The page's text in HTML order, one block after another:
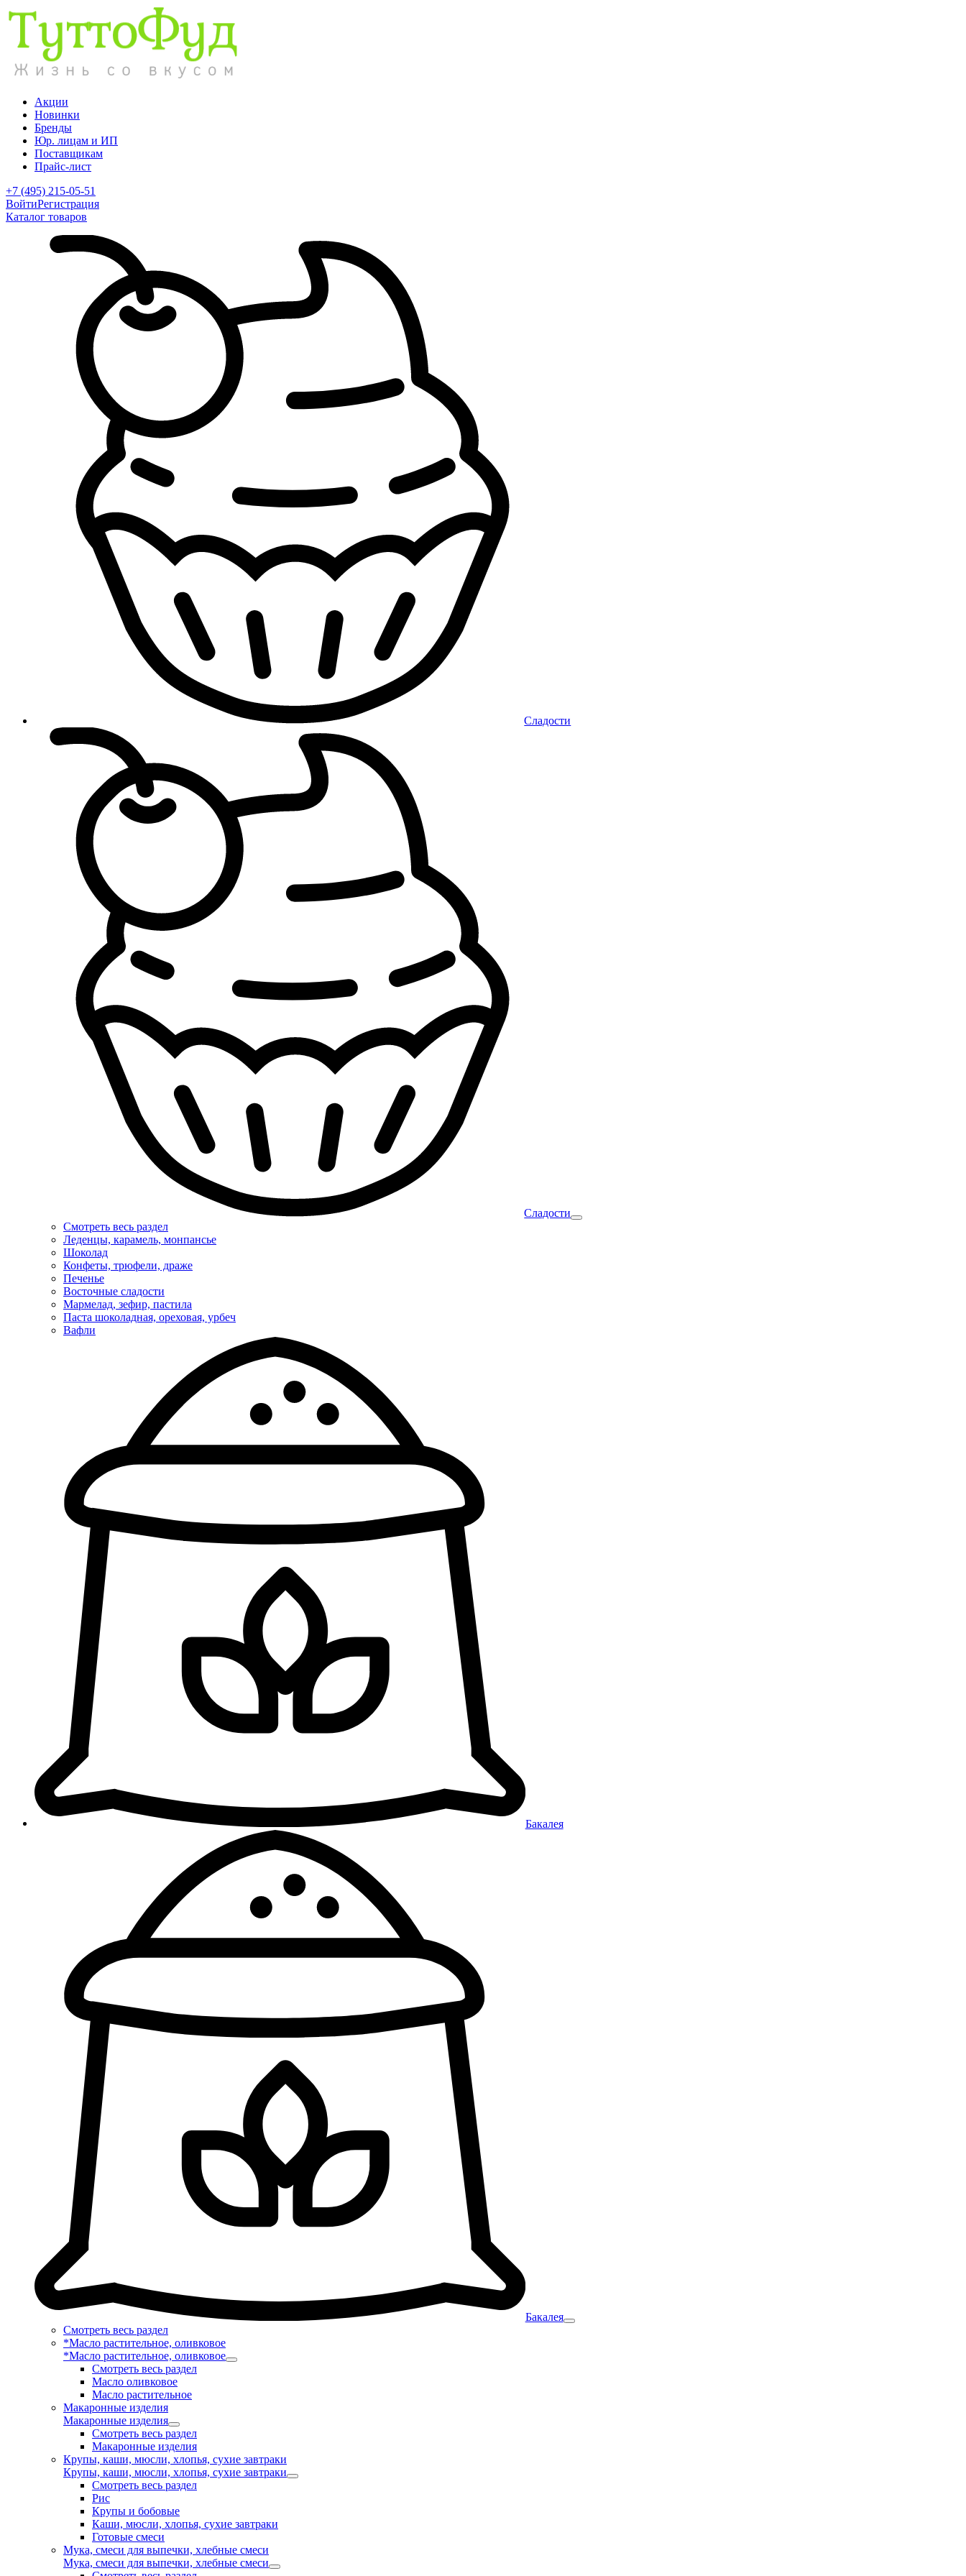
Акции
Новинки
Бренды
Юр. лицам и ИП
Поставщикам
Прайс-лист
+7 (495) 215-05-51
ВойтиРегистрация
Каталог товаров
Сладости
Сладости
Смотреть весь раздел
Леденцы, карамель, монпансье
Шоколад
Конфеты, трюфели, драже
Печенье
Восточные сладости
Мармелад, зефир, пастила
Паста шоколадная, ореховая, урбеч
Вафли
Бакалея
Бакалея
Смотреть весь раздел
*Масло растительное, оливковое
*Масло растительное, оливковое
Смотреть весь раздел
Масло оливковое
Масло растительное
Макаронные изделия
Макаронные изделия
Смотреть весь раздел
Макаронные изделия
Крупы, каши, мюсли, хлопья, сухие завтраки
Крупы, каши, мюсли, хлопья, сухие завтраки
Смотреть весь раздел
Рис
Крупы и бобовые
Каши, мюсли, хлопья, сухие завтраки
Готовые смеси
Мука, смеси для выпечки, хлебные смеси
Мука, смеси для выпечки, хлебные смеси